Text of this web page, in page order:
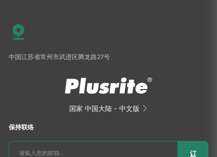
中国江苏省常州市武进区腾龙路27号
国家 中国大陆 - 中文版 
保持联络
订